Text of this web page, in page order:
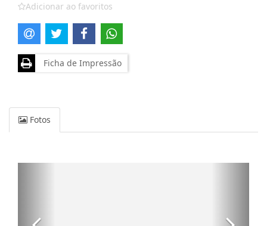
Adicionar ao favoritos
Ficha de Impressão
Fotos